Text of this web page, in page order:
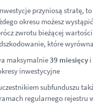
przyniosą stratę,
okresu możesz
zwrotu bieżącej
które
maksymalnie39 miesięcy i
inwestycyjne
subfunduszu
regularnego rejestru